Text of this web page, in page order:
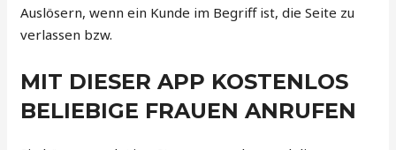
Auslösern, wenn ein Kunde im Begriff ist, die Seite zu
verlassen bzw.
MIT DIESER APP KOSTENLOS
BELIEBIGE FRAUEN ANRUFEN